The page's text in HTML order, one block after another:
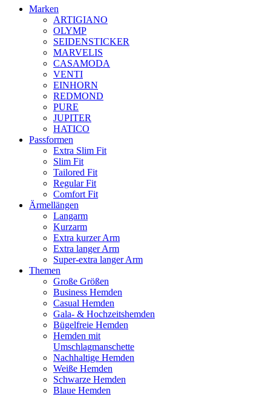
Marken
ARTIGIANO
OLYMP
SEIDENSTICKER
MARVELIS
CASAMODA
VENTI
EINHORN
REDMOND
PURE
JUPITER
HATICO
Passformen
Extra Slim Fit
Slim Fit
Tailored Fit
Regular Fit
Comfort Fit
Ärmellängen
Langarm
Kurzarm
Extra kurzer Arm
Extra langer Arm
Super-extra langer Arm
Themen
Große Größen
Business Hemden
Casual Hemden
Gala- & Hochzeitshemden
Bügelfreie Hemden
Hemden mit
Umschlagmanschette
Nachhaltige Hemden
Weiße Hemden
Schwarze Hemden
Blaue Hemden